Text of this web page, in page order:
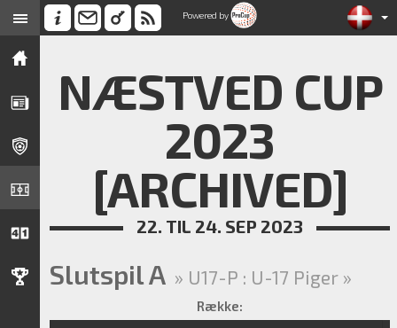
Powered by
NÆSTVED CUP
2023
[ARCHIVED]
22. TIL 24. SEP 2023
Slutspil A » U17-P : U-17 Piger »
Række: